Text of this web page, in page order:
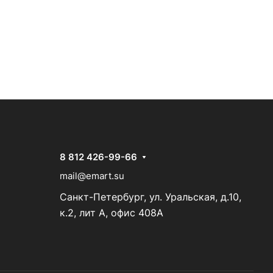
8 812 426-99-66
mail@emart.su
Санкт-Петербург, ул. Уральская, д.10,
к.2, лит А, офис 408А